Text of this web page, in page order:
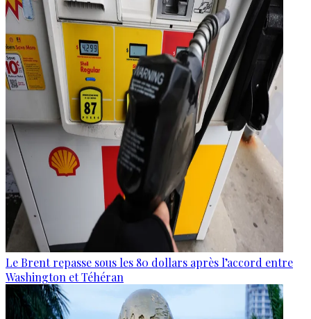
Le Brent repasse sous les 80 dollars après l’accord entre
Washington et Téhéran